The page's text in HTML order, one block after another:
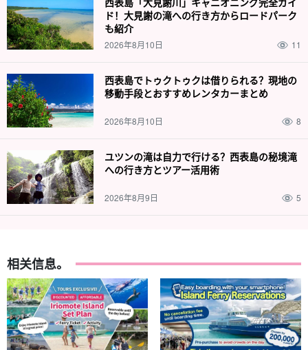
ド！大見謝の滝への行き方からロードパーク
も紹介
2026年8月10日 11
西表島でトゥクトゥクは借りられる？現地の
移動手段とおすすめレンタカーまとめ
2026年8月10日 8
ユツンの滝は自力で行ける？西表島の秘境滝
への行き方とツアー活用術
2026年8月9日 5
相关信息。